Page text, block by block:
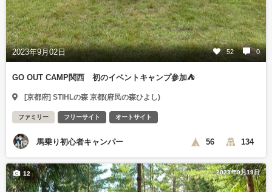
2023年9月02日 52 0
GO OUT CAMP関西 初のイベントキャンプ参加⛺️
[京都府] STIHLの森 京都(府民の森ひよし)
ファミリー フリーサイト オートサイト
馬乗り初心者キャンパー 56 134
2023年9月19日
12